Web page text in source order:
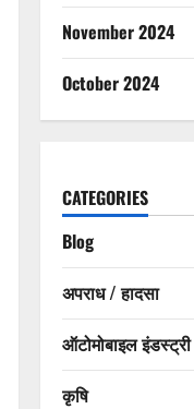
November 2024
October 2024
CATEGORIES
Blog
अपराध / हादसा
ऑटोमोबाइल इंडस्ट्री
कृषि